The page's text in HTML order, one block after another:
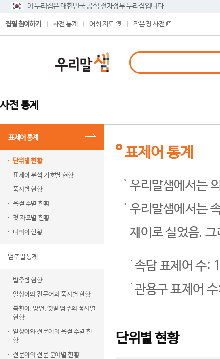
이 누리집은 대한민국 공식 전자정부 누리집입니다.
집필 참여하기 사전 통계 어휘 지도 작은 창 사전
사전 통계
표제어 통계
단위별 현황
표제어 분석 기호별 현황
품사별 현황
음절 수별 현황
첫 자모별 현황
다의어 현황
범주별 통계
범주별 현황
일상어와 전문어의 품사별 현황
북한어, 방언, 옛말 범주의 품사별
현황
일상어와 전문어의 음절 수별 현
황
전문어의 전문 분야별 현황
표제어 통계
우리말샘에서는
우리말샘에서는
제어로 실었음.
속담 표제어 수:
관용구 표제어
단위별 현황